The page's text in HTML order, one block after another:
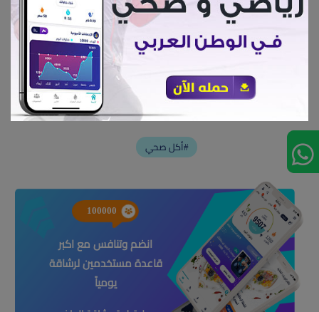
- ثم نضع الخليط في الفرن لمدة 35 دقيقة فى درجة 180
أكل صحي#
100000
انضم وتنافس مع اكبر
قاعدة مستخدمين لرشاقة
يومياً